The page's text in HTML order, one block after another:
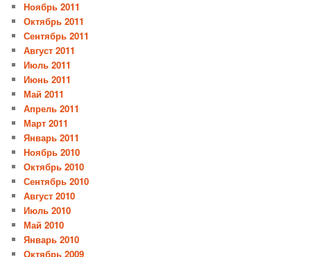
Ноябрь 2011
Октябрь 2011
Сентябрь 2011
Август 2011
Июль 2011
Июнь 2011
Май 2011
Апрель 2011
Март 2011
Январь 2011
Ноябрь 2010
Октябрь 2010
Сентябрь 2010
Август 2010
Июль 2010
Май 2010
Январь 2010
Октябрь 2009